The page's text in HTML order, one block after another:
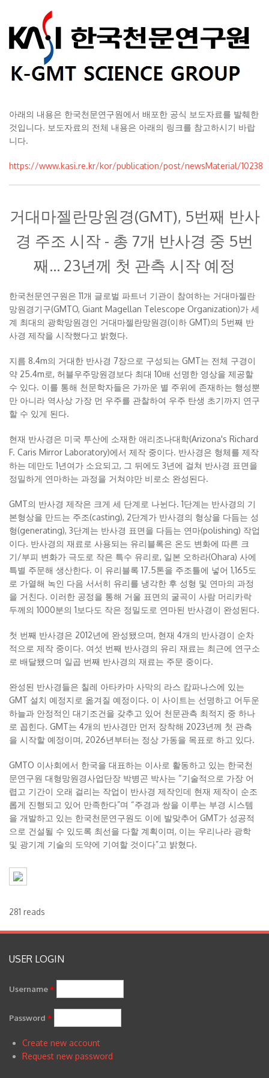
아래의 내용은 한국천문연구원에서 배포한 공식 보도자료를 발췌한
것입니다. 보도자료의 전체 내용은 아래의 링크를 참고하시기 바랍
니다.
https://www.kasi.re.kr/kor/publication/post/newsMaterial/10238
거대마젤란망원경(GMT), 5번째 반사
경 주조 시작 - 총 7개 반사경 중 5번
째… 23년께 첫 관측 시작 예정
한국천문연구원은 11개 글로벌 파트너 기관이 참여하는 거대마젤란
망원경기구(GMTO, Giant Magellan Telescope Organization)가 세
계 최대의 광학망원경인 거대마젤란망원경(이하 GMT)의 5번째 반
사경 제작을 시작했다고 밝혔다.
지름 8.4m의 거대한 반사경 7장으로 구성되는 GMT는 전체 구경이
약 25.4m로, 허블우주망원경보다 최대 10배 선명한 영상을 제공할
수 있다. 이를 통해 천문학자들은 가까운 별 주위에 존재하는 행성뿐
만 아니라 역사상 가장 먼 우주를 관찰하여 우주 탄생 초기까지 연구
할 수 있게 된다.
현재 반사경은 미국 투산에 소재한 애리조나대학(Arizona's Richard
F. Caris Mirror Laboratory)에서 제작 중이다. 반사경은 형체를 제작
하는 데만도 1년여가 소요되고, 그 뒤에도 3년에 걸쳐 반사경 표면을
정밀하게 연마하는 과정을 거쳐야만 비로소 완성된다.
GMT의 반사경 제작은 크게 세 단계로 나뉜다. 1단계는 반사경의 기
본형상을 만드는 주조(casting), 2단계가 반사경의 형상을 다듬는 성
형(generating), 3단계는 반사경 표면을 다듬는 연마(polishing) 작업
이다. 반사경의 재료로 사용되는 유리블록은 온도 변화에 따른 크
기/부피 변화가 극도로 작은 특수 유리로, 일본 오하라(Ohara) 사에
특별 주문해 생산한다. 이 유리블록 17.5톤을 주조틀에 넣어 1,165도
로 가열해 녹인 다음 서서히 유리를 냉각한 후 성형 및 연마의 과정
을 거친다. 이러한 공정을 통해 거울 표면의 굴곡이 사람 머리카락
두께의 1000분의 1보다도 작은 정밀도로 연마된 반사경이 완성된다.
첫 번째 반사경은 2012년에 완성됐으며, 현재 4개의 반사경이 순차
적으로 제작 중이다. 여섯 번째 반사경의 유리 재료는 최근에 연구소
로 배달됐으며 일곱 번째 반사경의 재료는 주문 중이다.
완성된 반사경들은 칠레 아타카마 사막의 라스 캄파나스에 있는
GMT 설치 예정지로 옮겨질 예정이다. 이 사이트는 선명하고 어두운
하늘과 안정적인 대기조건을 갖추고 있어 천문관측 최적지 중 하나
로 꼽힌다. GMT는 4개의 반사경만 먼저 장착해 2023년께 첫 관측
을 시작할 예정이며, 2026년부터는 정상 가동을 목표로 하고 있다.
GMTO 이사회에서 한국을 대표하는 이사로 활동하고 있는 한국천
문연구원 대형망원경사업단장 박병곤 박사는 “기술적으로 가장 어
렵고 기간이 오래 걸리는 작업이 반사경 제작인데 현재 제작이 순조
롭게 진행되고 있어 만족한다”며 “주경과 쌍을 이루는 부경 시스템
을 개발하고 있는 한국천문연구원도 이에 발맞추어 GMT가 성공적
으로 건설될 수 있도록 최선을 다할 계획이며, 이는 우리나라 광학
및 광기계 기술의 도약에 기여할 것이다”고 밝혔다.
281 reads
USER LOGIN
Username*
Password *
Create new account
Request new password